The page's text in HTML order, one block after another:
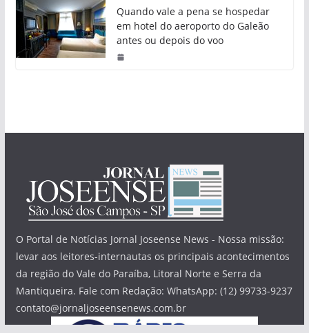
Quando vale a pena se hospedar
em hotel do aeroporto do Galeão
antes ou depois do voo
O Portal de Notícias Jornal Joseense News - Nossa missão:
levar aos leitores-internautas os principais acontecimentos
da região do Vale do Paraíba, Litoral Norte e Serra da
Mantiqueira. Fale com Redação: WhatsApp: (12) 99733-9237
contato@jornaljoseensenews.com.br